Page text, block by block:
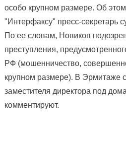
особо крупном размере. Об
"Интерфаксу" пресс-секретарь
По ее словам, Новиков
преступления,
РФ (мошенничество,
крупном размере). В Эрмитаже
заместителя директора под
комментируют.